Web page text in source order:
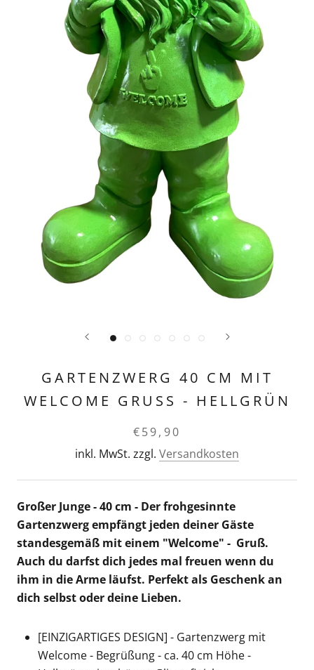
GARTENZWERG 40 CM MIT
WELCOME GRUSS - HELLGRÜN
€59,90
inkl. MwSt. zzgl. Versandkosten
Großer Junge - 40 cm - Der frohgesinnte
Gartenzwerg empfängt jeden deiner Gäste
standesgemäß mit einem "Welcome" - Gruß.
Auch du darfst dich jedes mal freuen wenn du
ihm in die Arme läufst. Perfekt als Geschenk an
dich selbst oder deine Lieben.
[EINZIGARTIGES DESIGN] - Gartenzwerg mit
Welcome - Begrüßung - ca. 40 cm Höhe -